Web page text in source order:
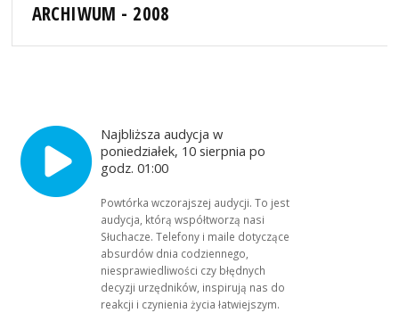
ARCHIWUM - 2008
Najbliższa audycja w
poniedziałek, 10 sierpnia po
godz. 01:00
Powtórka wczorajszej audycji. To jest
audycja, którą współtworzą nasi
Słuchacze. Telefony i maile dotyczące
absurdów dnia codziennego,
niesprawiedliwości czy błędnych
decyzji urzędników, inspirują nas do
reakcji i czynienia życia łatwiejszym.